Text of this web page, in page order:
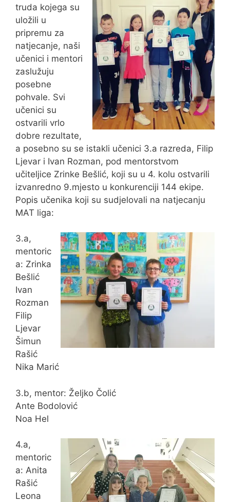
truda kojega su
uložili u
pripremu za
natjecanje, naši
učenici i mentori
zaslužuju
posebne
pohvale. Svi
učenici su
ostvarili vrlo
dobre rezultate,
a posebno su se istakli učenici 3.a razreda, Filip
Ljevar i Ivan Rozman, pod mentorstvom
učiteljice Zrinke Bešlić, koji su u 4. kolu ostvarili
izvanredno 9.mjesto u konkurenciji 144 ekipe.
Popis učenika koji su sudjelovali na natjecanju
MAT liga:
3.a,
mentoric
a: Zrinka
Bešlić
Ivan
Rozman
Filip
Ljevar
Šimun
Rašić
Nika Marić
3.b, mentor: Željko Čolić
Ante Bodolović
Noa Hel
4.a,
mentoric
a: Anita
Rašić
Leona